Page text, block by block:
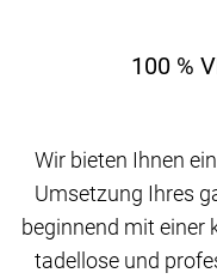
100 %
Wir bieten Ihnen
Umsetzung Ihres
beginnend mit einer
tadellose und